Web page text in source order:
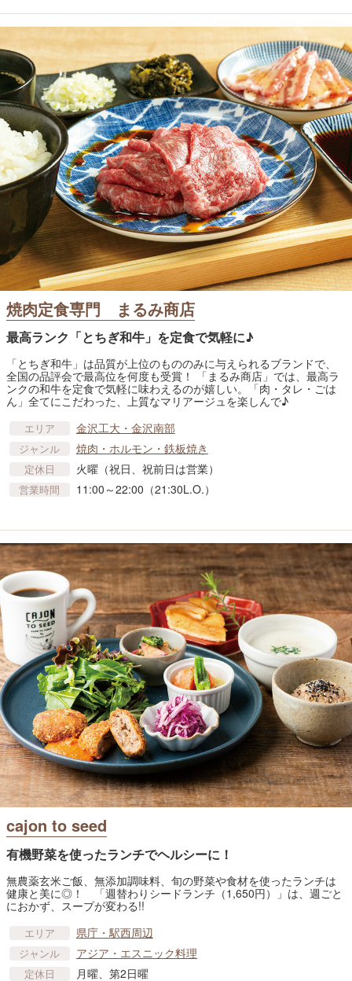
焼肉定食専門 まるみ商店
最高ランク「とちぎ和牛」を定食で気軽に♪
「とちぎ和牛」は品質が上位のもののみに与えられるブランドで、
全国の品評会で最高位を何度も受賞！ 「まるみ商店」では、最高ラ
ンクの和牛を定食で気軽に味わえるのが嬉しい。「肉・タレ・ごは
ん」全てにこだわった、上質なマリアージュを楽しんで♪
エリア 金沢工大・金沢南部
ジャンル 焼肉・ホルモン・鉄板焼き
定休日 火曜（祝日、祝前日は営業）
営業時間 11:00～22:00（21:30L.O.）
cajon to seed
有機野菜を使ったランチでヘルシーに！
無農薬玄米ご飯、無添加調味料、旬の野菜や食材を使ったランチは
健康と美に◎！ 「週替わりシードランチ（1,650円）」は、週ごと
におかず、スープが変わる!!
エリア 県庁・駅西周辺
ジャンル アジア・エスニック料理
定休日 月曜、第2日曜